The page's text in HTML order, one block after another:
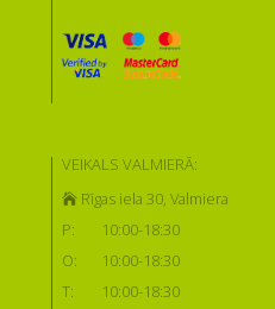
VEIKALS VALMIERĀ:
Rīgas iela 30, Valmiera
P:
10:00-18:30
O:
10:00-18:30
T:
10:00-18:30